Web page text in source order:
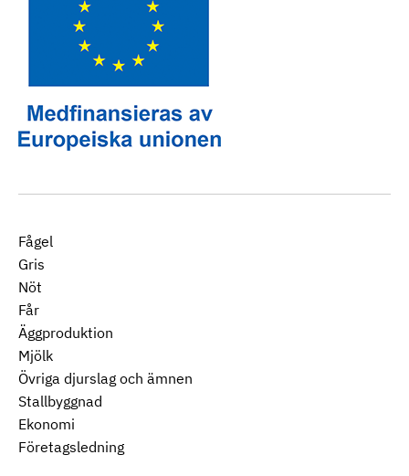
Fågel
Gris
Nöt
Får
Äggproduktion
Mjölk
Övriga djurslag och ämnen
Stallbyggnad
Ekonomi
Företagsledning